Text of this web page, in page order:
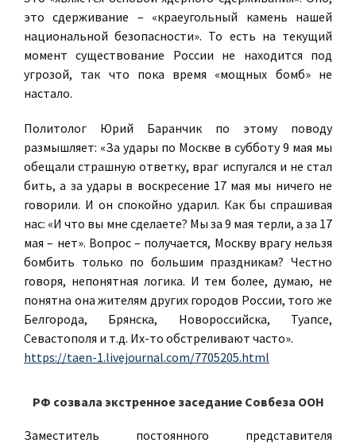
это сдерживание – «краеугольный камень нашей
национальной безопасности». То есть на текущий
момент существование России не находится под
угрозой, так что пока время «мощных бомб» не
настало.
Политолог Юрий Баранчик по этому поводу
размышляет: «За удары по Москве в субботу 9 мая мы
обещали страшную ответку, враг испугался и не стал
бить, а за удары в воскресение 17 мая мы ничего не
говорили. И он спокойно ударил. Как бы спрашивая
нас: «И что вы мне сделаете? Мы за 9 мая терли, а за 17
мая – нет». Вопрос – получается, Москву врагу нельзя
бомбить только по большим праздникам? Честно
говоря, непонятная логика. И тем более, думаю, не
понятна она жителям других городов России, того же
Белгорода, Брянска, Новороссийска, Туапсе,
Севастополя и т.д. Их-то обстреливают часто».
https://taen-1.livejournal.com/7705205.html
РФ созвала экстренное заседание Совбеза ООН
Заместитель постоянного представителя